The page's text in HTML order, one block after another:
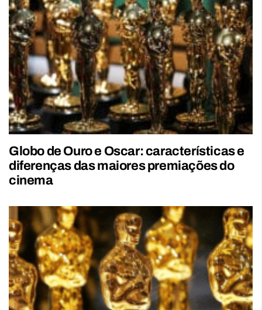
Globo de Ouro e Oscar: características e
diferenças das maiores premiações do
cinema